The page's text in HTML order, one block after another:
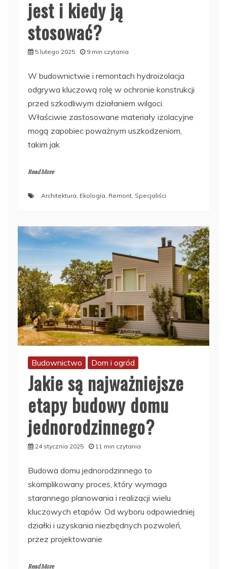
jest i kiedy ją
stosować?
5 lutego 2025 9 min czytania
W budownictwie i remontach hydroizolacja
odgrywa kluczową rolę w ochronie konstrukcji
przed szkodliwym działaniem wilgoci.
Właściwie zastosowane materiały izolacyjne
mogą zapobiec poważnym uszkodzeniom,
takim jak
Read More
Architektura, Ekologia, Remont, Specjaliści
Budownictwo Dom i ogród
Jakie są najważniejsze
etapy budowy domu
jednorodzinnego?
24 stycznia 2025 11 min czytania
Budowa domu jednorodzinnego to
skomplikowany proces, który wymaga
starannego planowania i realizacji wielu
kluczowych etapów. Od wyboru odpowiedniej
działki i uzyskania niezbędnych pozwoleń,
przez projektowanie
Read More